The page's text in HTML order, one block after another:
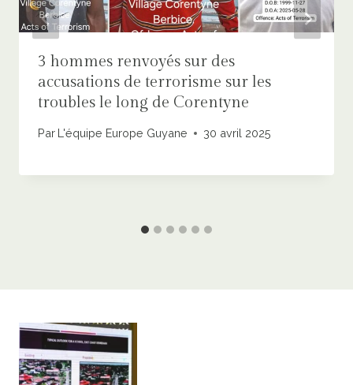
3 hommes renvoyés sur des
accusations de terrorisme sur les
troubles le long de Corentyne
Par L'équipe Europe Guyane 30 avril 2025